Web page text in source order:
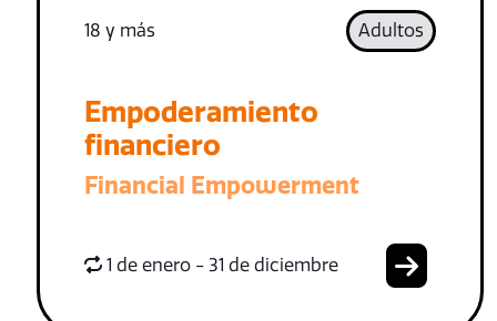
18 y más Adultos
Empoderamiento
financiero
Financial Empowerment
1 de enero - 31 de diciembre